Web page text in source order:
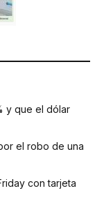
y que el dólar
el robo de una
con tarjeta